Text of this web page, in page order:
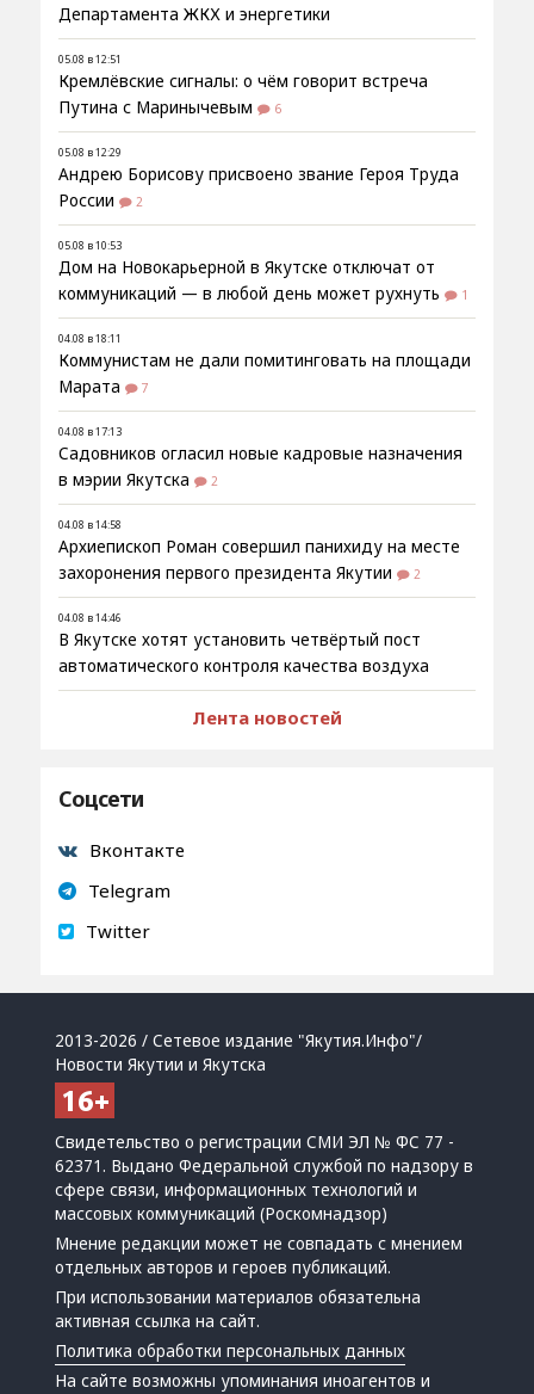
Департамента ЖКХ и энергетики
05.08 в 12:51
Кремлёвские сигналы: о чём говорит встреча
Путина с Маринычевым
6
05.08 в 12:29
Андрею Борисову присвоено звание Героя Труда
России
2
05.08 в 10:53
Дом на Новокарьерной в Якутске отключат от
коммуникаций — в любой день может рухнуть
1
04.08 в 18:11
Коммунистам не дали помитинговать на площади
Марата
7
04.08 в 17:13
Садовников огласил новые кадровые назначения
в мэрии Якутска
2
04.08 в 14:58
Архиепископ Роман совершил панихиду на месте
захоронения первого президента Якутии
2
04.08 в 14:46
В Якутске хотят установить четвёртый пост
автоматического контроля качества воздуха
Лента новостей
Соцсети
Вконтакте
Telegram
Twitter
2013-2026 / Сетевое издание "Якутия.Инфо"/
Новости Якутии и Якутска
Свидетельство о регистрации СМИ ЭЛ № ФС 77 -
62371. Выдано Федеральной службой по надзору в
сфере связи, информационных технологий и
массовых коммуникаций (Роскомнадзор)
Мнение редакции может не совпадать с мнением
отдельных авторов и героев публикаций.
При использовании материалов обязательна
активная ссылка на сайт.
Политика обработки персональных данных
На сайте возможны упоминанияиноагентов и